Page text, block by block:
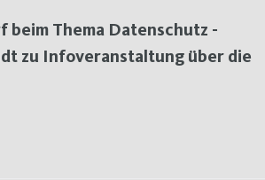
Thema Datenschutz -
zu Infoveranstaltung über die